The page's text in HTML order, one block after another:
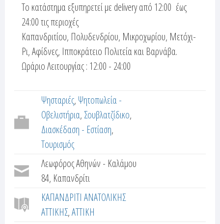
Το κατάστημα εξυπηρετεί με delivery από 12:00 έως
24:00 τις περιοχές
Καπανδριτίου, Πολυδενδρίου, Μικροχωρίου, Μετόχι-
Ρι, Αφίδνες, Ιπποκράτειο Πολιτεία και Βαρνάβα.
Ωράριο Λειτουργίας : 12:00 - 24:00
Ψησταριές Ψητοπωλεία -
Οβελιστήρια Σουβλατζίδικο
Διασκέδαση - Εστίαση
Τουρισμός
Λεωφόρος Αθηνών - Καλάμου
84, Καπανδρίτι
ΚΑΠΑΝΔΡΙΤΙ ΑΝΑΤΟΛΙΚΗΣ
ΑΤΤΙΚΗΣ ΑΤΤΙΚΗ